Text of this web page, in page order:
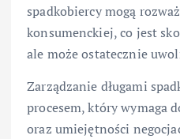
spadkobiercy mogą
konsumenckiej, co jest
ale może ostatecznie
Zarządzanie długami
procesem, który wymaga
oraz umiejętności